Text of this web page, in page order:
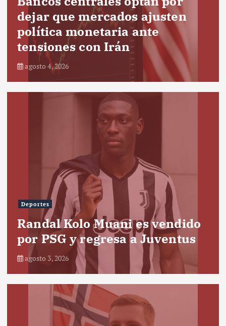
dejar que mercados ajusten
política monetaria ante
tensiones con Irán
agosto 4, 2026
Deportes
Randal Kolo Muani es vendido
por PSG y regresa a Juventus
agosto 3, 2026